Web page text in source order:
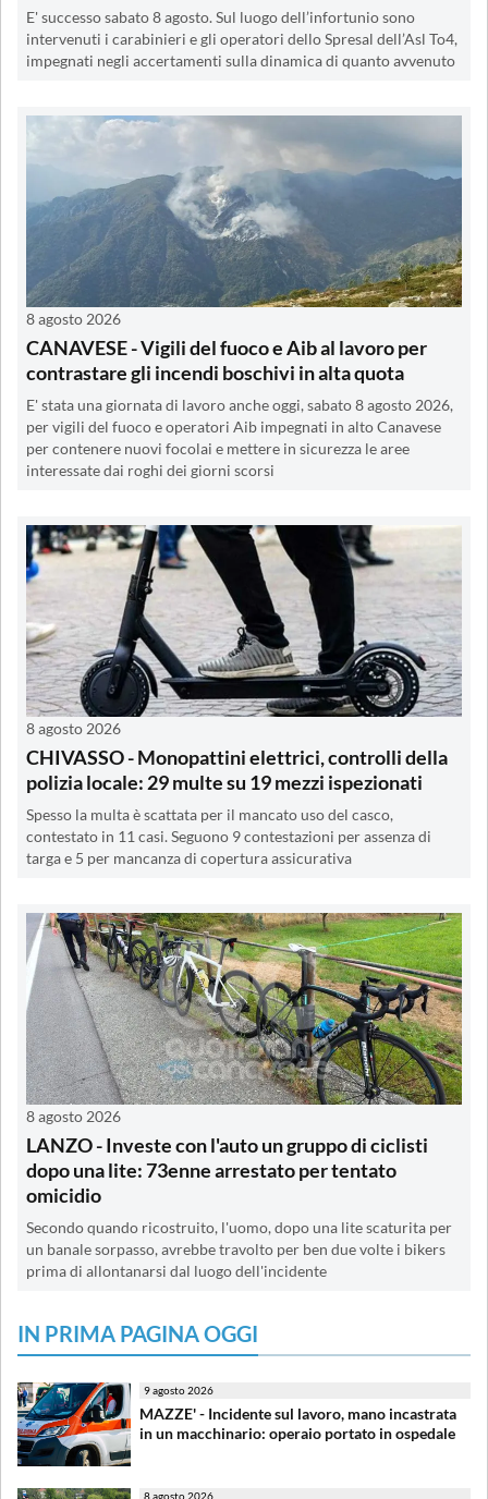
E' successo sabato 8 agosto. Sul luogo dell’infortunio sono
intervenuti i carabinieri e gli operatori dello Spresal dell’Asl To4,
impegnati negli accertamenti sulla dinamica di quanto avvenuto
8 agosto 2026
CANAVESE - Vigili del fuoco e Aib al lavoro per
contrastare gli incendi boschivi in alta quota
E' stata una giornata di lavoro anche oggi, sabato 8 agosto 2026,
per vigili del fuoco e operatori Aib impegnati in alto Canavese
per contenere nuovi focolai e mettere in sicurezza le aree
interessate dai roghi dei giorni scorsi
8 agosto 2026
CHIVASSO - Monopattini elettrici, controlli della
polizia locale: 29 multe su 19 mezzi ispezionati
Spesso la multa è scattata per il mancato uso del casco,
contestato in 11 casi. Seguono 9 contestazioni per assenza di
targa e 5 per mancanza di copertura assicurativa
8 agosto 2026
LANZO - Investe con l'auto un gruppo di ciclisti
dopo una lite: 73enne arrestato per tentato
omicidio
Secondo quando ricostruito, l'uomo, dopo una lite scaturita per
un banale sorpasso, avrebbe travolto per ben due volte i bikers
prima di allontanarsi dal luogo dell'incidente
IN PRIMA PAGINA OGGI
9 agosto 2026
MAZZE' - Incidente sul lavoro, mano incastrata
in un macchinario: operaio portato in ospedale
8 agosto 2026